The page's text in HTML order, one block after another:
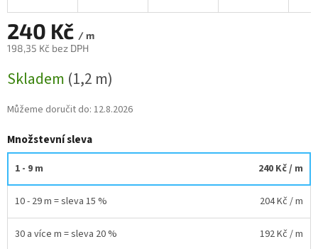
240 Kč / m
198,35 Kč bez DPH
cena:
Skladem (1,2 m)
Můžeme doručit do: 12.8.2026
Množstevní sleva
1 - 9 m 240 Kč/ m
10 - 29 m = sleva 15 % 204 Kč / m
30 a více m = sleva 20 % 192 Kč / m